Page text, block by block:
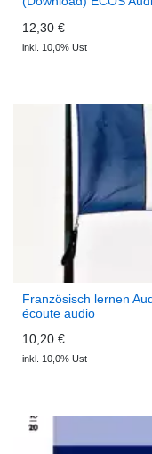
12,30 €
inkl. 10,0% Ust
Französisch lernen
écoute audio
10,20 €
inkl. 10,0% Ust